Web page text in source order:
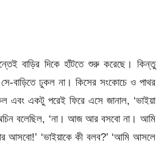
বাড়ির দিকে হাঁটতে শুরু করেছে। কিন্তু
বাড়িতে ঢুকল না। কিসের সংকোচে ও পাথর
এবং একটু পরেই ফিরে এসে জানাল, ‘ভাইয়া
বলেছিল, ‘না। আজ আর বসবো না। আমি
আসবো!’ ‘ভাইয়াকে কী বলব?’ ‘আমি আসলে